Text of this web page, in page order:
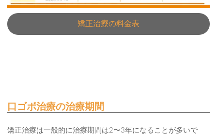
矯正治療の料金表
口ゴボ治療の治療期間
矯正治療は一般的に治療期間は2〜3年になることが多いで